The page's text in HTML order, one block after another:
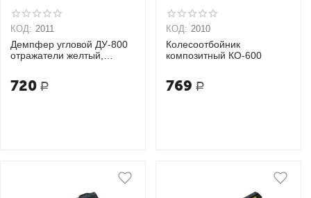
КОД: 2011
Демпфер угловой ДУ-800
отражатели желтый,
720 Р
КОД: 2010
Колесоотбойник
композитный КО-600
769 Р